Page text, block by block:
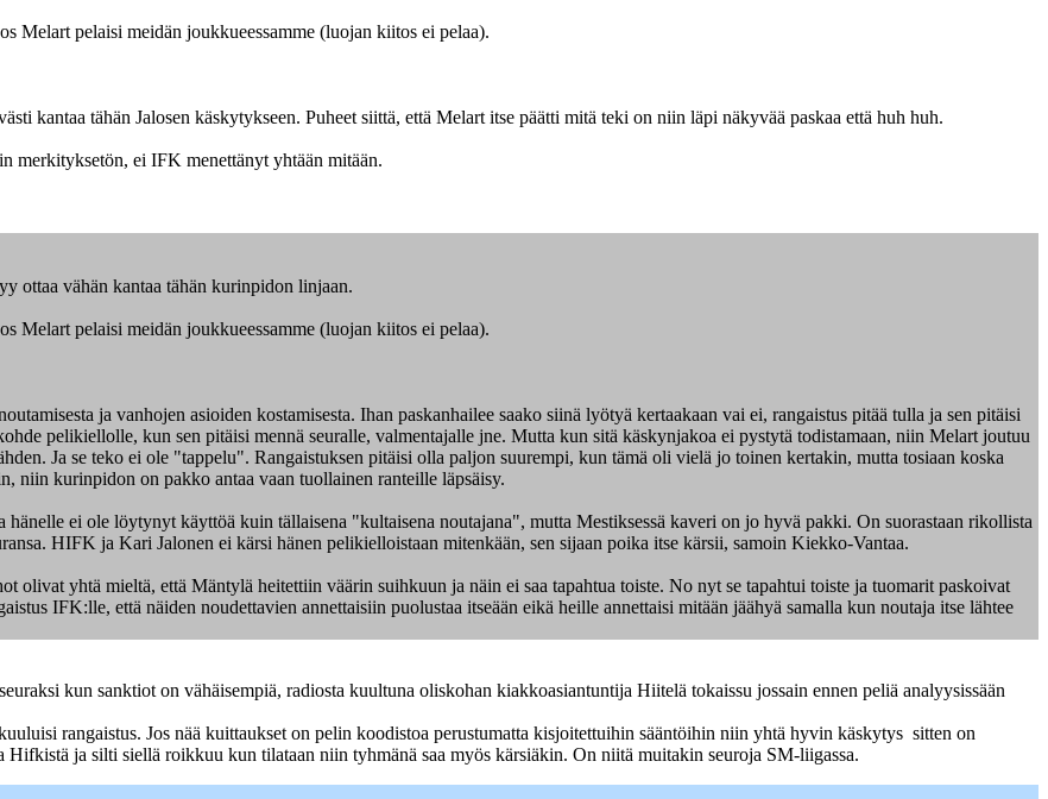
Melart pelaisi meidän joukkueessamme (luojan kiitos ei pelaa).
kantaa tähän Jalosen käskytykseen. Puheet siittä, että Melart itse päätti mitä teki on niin läpi näkyvää paskaa että huh huh.
merkityksetön, ei IFK menettänyt yhtään mitään.
ottaa vähän kantaa tähän kurinpidon linjaan.
Melart pelaisi meidän joukkueessamme (luojan kiitos ei pelaa).
ja vanhojen asioiden kostamisesta. Ihan paskanhailee saako siinä lyötyä kertaakaan vai ei, rangaistus pitää tulla ja sen pitäisi
pelikiellolle, kun sen pitäisi mennä seuralle, valmentajalle jne. Mutta kun sitä käskynjakoa ei pystytä todistamaan, niin Melart joutuu
Ja se teko ei ole "tappelu". Rangaistuksen pitäisi olla paljon suurempi, kun tämä oli vielä jo toinen kertakin, mutta tosiaan koska
niin kurinpidon on pakko antaa vaan tuollainen ranteille läpsäisy.
ei ole löytynyt käyttöä kuin tällaisena "kultaisena noutajana", mutta Mestiksessä kaveri on jo hyvä pakki. On suorastaan rikollista
HIFK ja Kari Jalonen ei kärsi hänen pelikielloistaan mitenkään, sen sijaan poika itse kärsii, samoin Kiekko-Vantaa.
olivat yhtä mieltä, että Mäntylä heitettiin väärin suihkuun ja näin ei saa tapahtua toiste. No nyt se tapahtui toiste ja tuomarit paskoivat
IFK:lle, että näiden noudettavien annettaisiin puolustaa itseään eikä heille annettaisi mitään jäähyä samalla kun noutaja itse lähtee
kun sanktiot on vähäisempiä, radiosta kuultuna oliskohan kiakkoasiantuntija Hiitelä tokaissu jossain ennen peliä analyysissään
rangaistus. Jos nää kuittaukset on pelin koodistoa perustumatta kisjoitettuihin sääntöihin niin yhtä hyvin käskytys sitten on
ja silti siellä roikkuu kun tilataan niin tyhmänä saa myös kärsiäkin. On niitä muitakin seuroja SM-liigassa.